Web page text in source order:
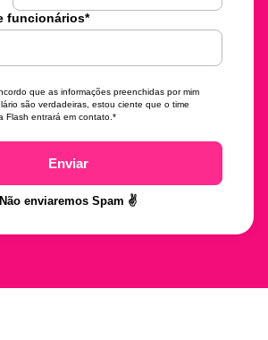
funcionários*
que as informações preenchidas por mim
são verdadeiras, estou ciente que o time
Flash entrará em contato. *
Enviar
Não enviaremos Spam ✌️